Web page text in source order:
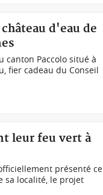
d'eau de
canton Paccolo situé à
fier cadeau du Conseil
leur feu vert à
présenté ce
sa localité, le projet